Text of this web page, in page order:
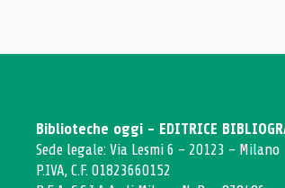
Biblioteche oggi - EDITRICE
Sede legale: Via Lesmi 6 - 20123 - Milano
P.IVA, C.F. 01823660152